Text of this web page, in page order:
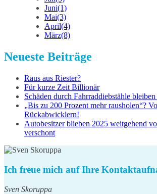
Juni(1)
Mai(3)
April(4)
März(8)
Neueste Beiträge
Raus aus Riester?
Für kurze Zeit Billionär
Schäden durch Fahrraddiebstähle
„Bis zu 200 Prozent mehr rausholen“?
Rückabwicklern!
Autobesitzer blieben 2025 weitgehend
verschont
Ich freue mich auf Ihre
Sven Skoruppa